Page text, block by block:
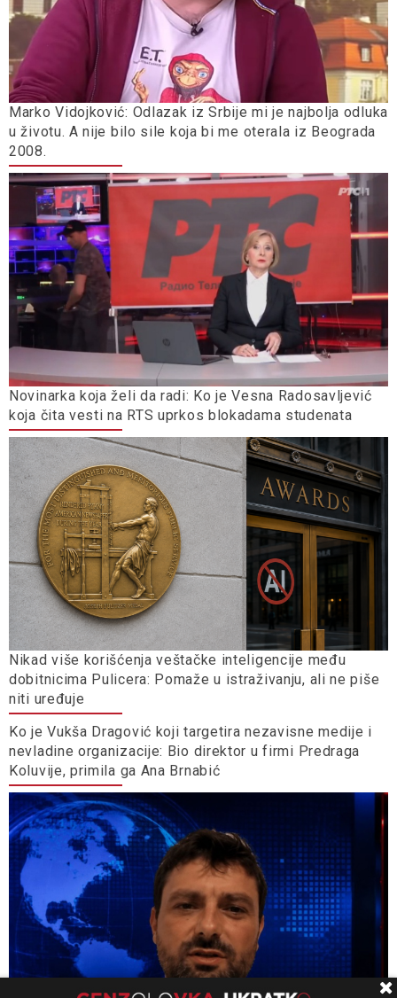
Marko Vidojković: Odlazak iz Srbije mi je najbolja odluka
u životu. A nije bilo sile koja bi me oterala iz Beograda
2008.
Novinarka koja želi da radi: Ko je Vesna Radosavljević
koja čita vesti na RTS uprkos blokadama studenata
Nikad više korišćenja veštačke inteligencije među
dobitnicima Pulicera: Pomaže u istraživanju, ali ne piše
niti uređuje
Ko je Vukša Dragović koji targetira nezavisne medije i
nevladine organizacije: Bio direktor u firmi Predraga
Koluvije, primila ga Ana Brnabić